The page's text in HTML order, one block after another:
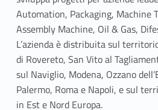
Automation, Packaging, Machine
Assembly Machine, Oil & Gas,
L’azienda è distribuita sul
di Rovereto, San Vito al
sul Naviglio, Modena, Ozzano
Palermo, Roma e Napoli, e sul
in Est e Nord Europa.